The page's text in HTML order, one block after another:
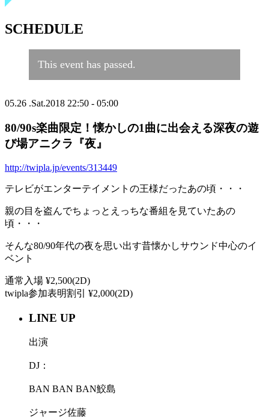
SCHEDULE
This event has passed.
05.26 .Sat.2018 22:50 - 05:00
80/90s楽曲限定！懐かしの1曲に出会える深夜の遊
び場アニクラ『夜』
http://twipla.jp/events/313449
テレビがエンターテイメントの王様だったあの頃・・・
親の目を盗んでちょっとえっちな番組を見ていたあの
頃・・・
そんな80/90年代の夜を思い出す昔懐かしサウンド中心のイ
ベント
通常入場 ¥2,500(2D)
twipla参加表明割引 ¥2,000(2D)
LINE UP
出演
DJ：
BAN BAN BAN鮫島
ジャージ佐藤